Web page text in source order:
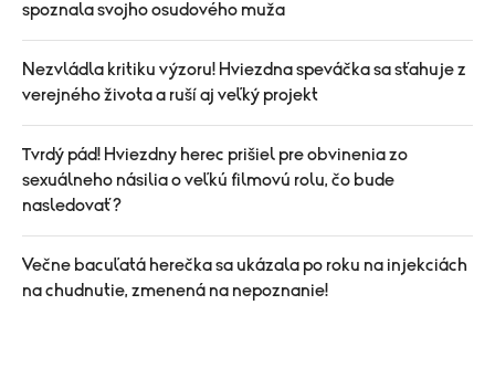
spoznala svojho osudového muža
Nezvládla kritiku výzoru! Hviezdna speváčka sa sťahuje z
verejného života a ruší aj veľký projekt
Tvrdý pád! Hviezdny herec prišiel pre obvinenia zo
sexuálneho násilia o veľkú filmovú rolu, čo bude
nasledovať?
Večne bacuľatá herečka sa ukázala po roku na injekciách
na chudnutie, zmenená na nepoznanie!